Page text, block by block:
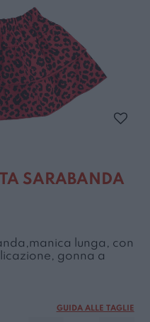
SARABANDA
lunga, con
gonna a
GUIDA ALLE TAGLIE